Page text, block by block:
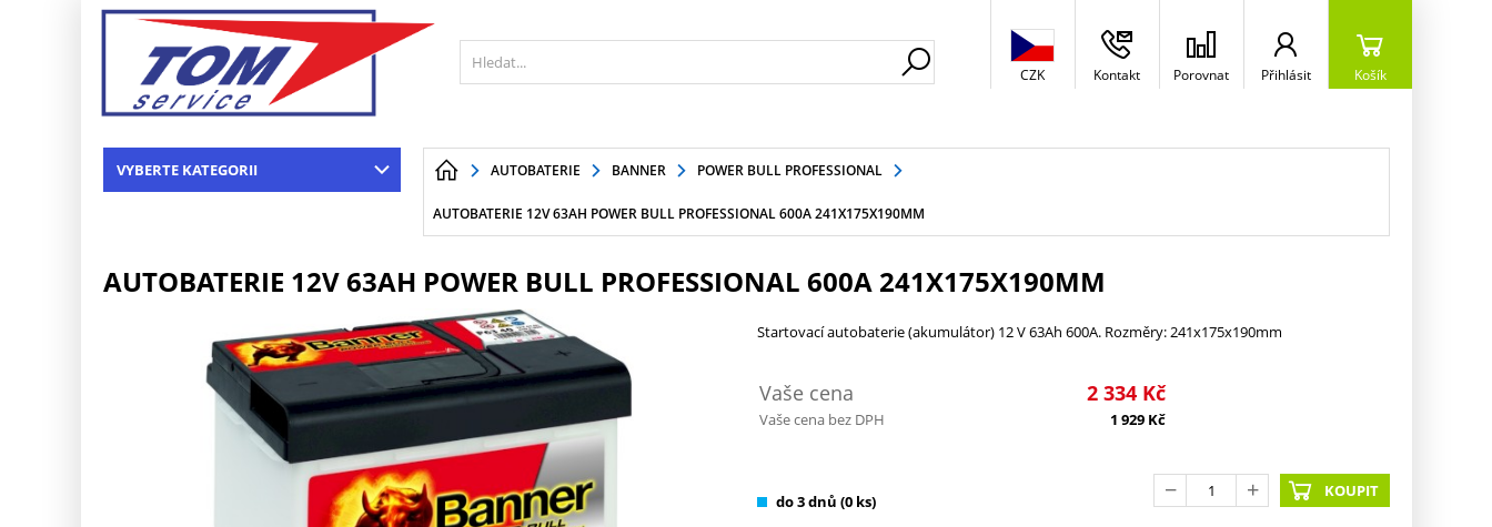
CZK Kontakt Porovnat Přihlásit Košík
VYBERTE KATEGORII AUTOBATERIE BANNER POWER BULL PROFESSIONAL
AUTOBATERIE 12V 63AH POWER BULL PROFESSIONAL 600A 241X175X190MM
AUTOBATERIE 12V 63AH POWER BULL PROFESSIONAL 600A 241X175X190MM
Startovací autobaterie (akumulátor) 12 V 63Ah 600A. Rozměry: 241x175x190mm
Vaše cena 2 334 Kč
Vaše cena bez DPH 1 929 Kč
do 3 dnů (0 ks)
KOUPIT